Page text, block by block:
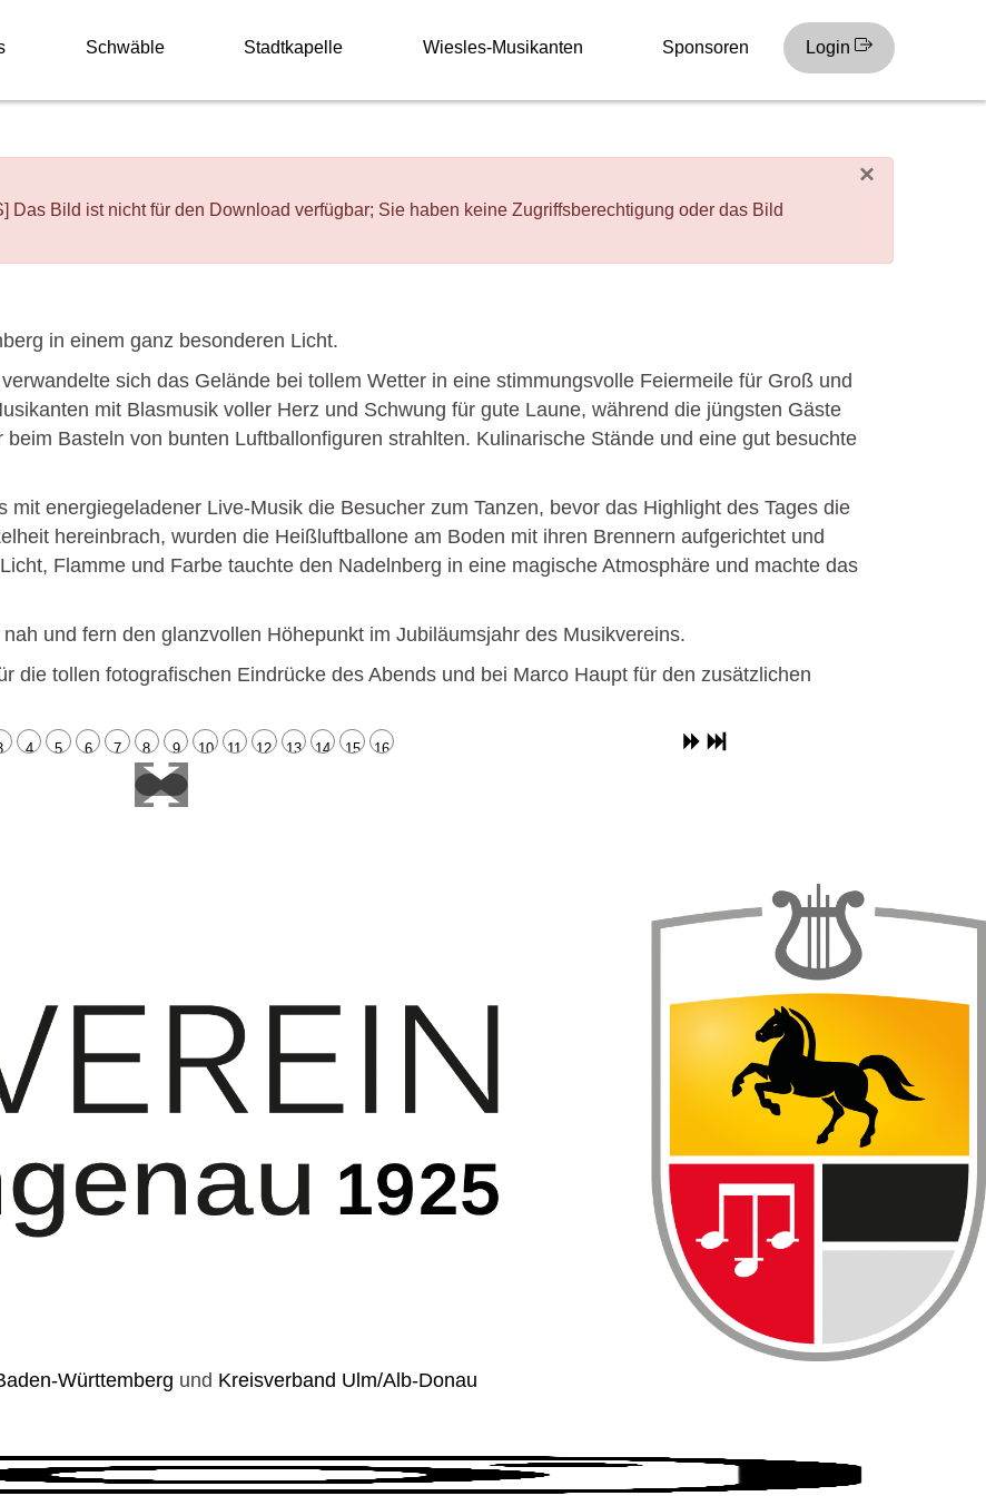
Schwäble Stadtkapelle Wiesles-Musikanten Sponsoren Login
×
Bild ist nicht für den Download verfügbar; Sie haben keine Zugriffsberechtigung oder das Bild
in einem ganz besonderen Licht.
sich das Gelände bei tollem Wetter in eine stimmungsvolle Feiermeile für Groß und
mit Blasmusik voller Herz und Schwung für gute Laune, während die jüngsten Gäste
Basteln von bunten Luftballonfiguren strahlten. Kulinarische Stände und eine gut besuchte
energiegeladener Live-Musik die Besucher zum Tanzen, bevor das Highlight des Tages die
hereinbrach, wurden die Heißluftballone am Boden mit ihren Brennern aufgerichtet und
Flamme und Farbe tauchte den Nadelnberg in eine magische Atmosphäre und machte das
und fern den glanzvollen Höhepunkt im Jubiläumsjahr des Musikvereins.
die tollen fotografischen Eindrücke des Abends und bei Marco Haupt für den zusätzlichen
4 5 6 7 8 9 10 11 12 13 14 15 16
Württemberg und Kreisverband Ulm/Alb-Donau